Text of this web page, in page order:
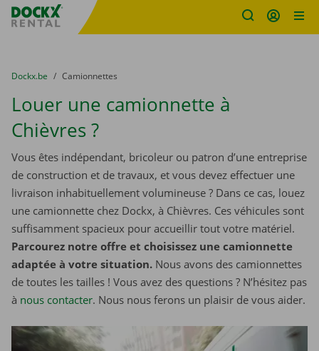
sitename
You are here:
du
Dockx.be to
Camionnettes
Louer une camionnette à
Chièvres ?
Vous êtes indépendant, bricoleur ou patron d’une entreprise
de construction et de travaux, et vous devez effectuer une
livraison inhabituellement volumineuse ? Dans ce cas, louez
une camionnette chez Dockx, à Chièvres. Ces véhicules sont
suffisamment spacieux pour accueillir tout votre matériel.
Parcourez notre offre et choisissez une camionnette
adaptée à votre situation. Nous avons des camionnettes
de toutes les tailles ! Vous avez des questions ? N’hésitez pas
à nous contacter. Nous nous ferons un plaisir de vous aider.